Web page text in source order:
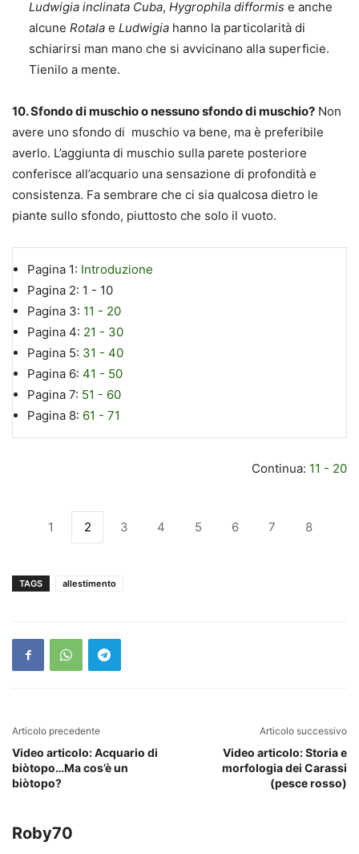
Ludwigia inclinata Cuba, Hygrophila difformis e anche
alcune Rotala e Ludwigia hanno la particolarità di
schiarirsi man mano che si avvicinano alla superficie.
Tienilo a mente.
10. Sfondo di muschio o nessuno sfondo di muschio? Non
avere uno sfondo di muschio va bene, ma è preferibile
averlo. L’aggiunta di muschio sulla parete posteriore
conferisce all’acquario una sensazione di profondità e
consistenza. Fa sembrare che ci sia qualcosa dietro le
piante sullo sfondo, piuttosto che solo il vuoto.
Pagina 1: Introduzione
Pagina 2: 1 - 10
Pagina 3: 11 - 20
Pagina 4: 21 - 30
Pagina 5: 31 - 40
Pagina 6: 41 - 50
Pagina 7: 51 - 60
Pagina 8: 61 - 71
Continua: 11 - 20
1 2 3 4 5 6 7 8
TAGS allestimento
Articolo precedente
Video articolo: Acquario di
biòtopo…Ma cos’è un
biòtopo?
Articolo successivo
Video articolo: Storia e
morfologia dei Carassi
(pesce rosso)
Roby70